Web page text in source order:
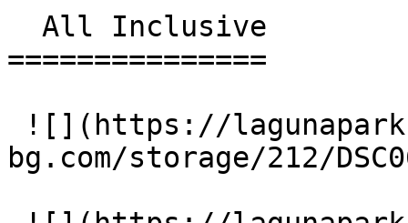
===============
bg.com/storage/212/